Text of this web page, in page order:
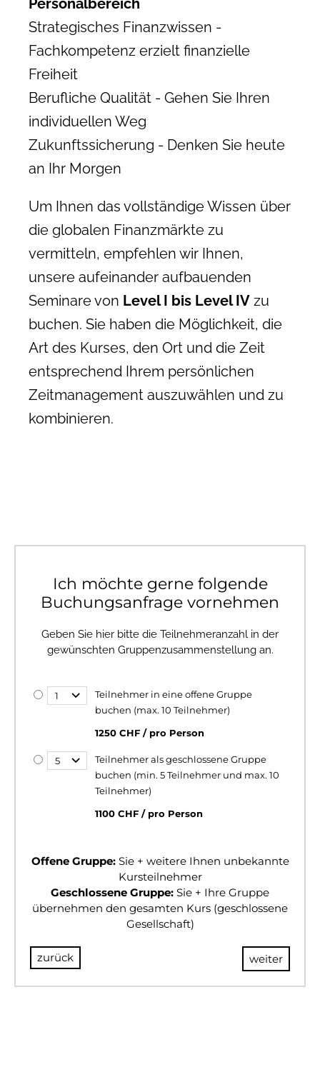
Personalbereich
Strategisches Finanzwissen -
Fachkompetenz erzielt finanzielle
Freiheit
Berufliche Qualität - Gehen Sie Ihren
individuellen Weg
Zukunftssicherung - Denken Sie heute
an Ihr Morgen
Um Ihnen das vollständige Wissen über
die globalen Finanzmärkte zu
vermitteln, empfehlen wir Ihnen,
unsere aufeinander aufbauenden
Seminare von Level I bis Level IV zu
buchen. Sie haben die Möglichkeit, die
Art des Kurses, den Ort und die Zeit
entsprechend Ihrem persönlichen
Zeitmanagement auszuwählen und zu
kombinieren.
Ich möchte gerne folgende
Buchungsanfrage vornehmen
Geben Sie hier bitte die Teilnehmeranzahl in der
gewünschten Gruppenzusammenstellung an.
Teilnehmer in eine offene Gruppe
buchen (max. 10 Teilnehmer)
1250 CHF / pro Person
Teilnehmer als geschlossene Gruppe
buchen (min. 5 Teilnehmer und max. 10
Teilnehmer)
1100 CHF / pro Person
Offene Gruppe:Sie + weitere Ihnen unbekannte
Kursteilnehmer
Geschlossene Gruppe: Sie + Ihre Gruppe
übernehmen den gesamten Kurs (geschlossene
Gesellschaft)
zurück weiter